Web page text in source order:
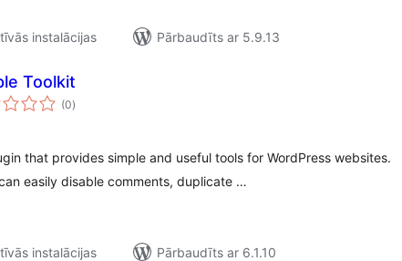
instalācijas
Pārbaudīts ar 5.9.13
Toolkit
(0vērtējumu
kopsumma
)
that provides simple and useful tools for WordPress websites.
easily disable comments, duplicate …
instalācijas
Pārbaudīts ar 6.1.10